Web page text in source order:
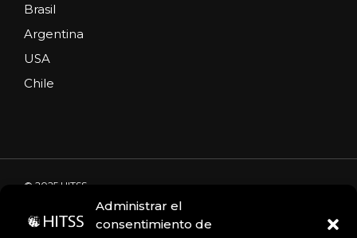
Administrar el
consentimiento de
Brasil
Argentina
USA
Chile
© 2025 HITSS